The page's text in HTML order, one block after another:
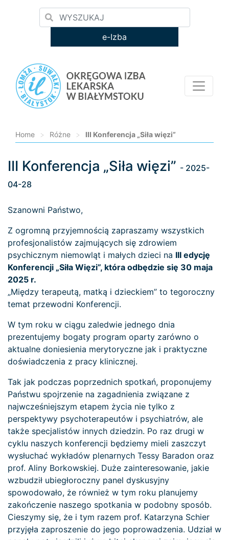
e-Izba
Home > Różne > III Konferencja „Siła więzi”
Loading...
III Konferencja „Siła więzi” - 2025-
04-28
Szanowni Państwo,
Z ogromną przyjemnością zapraszamy wszystkich
profesjonalistów zajmujących się zdrowiem
psychicznym niemowląt i małych dzieci na III edycję
Konferencji „Siła Więzi”, która odbędzie się 30 maja
2025 r.
„Między terapeutą, matką i dzieckiem” to tegoroczny
temat przewodni Konferencji.
W tym roku w ciągu zaledwie jednego dnia
prezentujemy bogaty program oparty zarówno o
aktualne doniesienia merytoryczne jak i praktyczne
doświadczenia z pracy klinicznej.
Tak jak podczas poprzednich spotkań, proponujemy
Państwu spojrzenie na zagadnienia związane z
najwcześniejszym etapem życia nie tylko z
perspektywy psychoterapeutów i psychiatrów, ale
także specjalistów innych dziedzin. Po raz drugi w
cyklu naszych konferencji będziemy mieli zaszczyt
wysłuchać wykładów plenarnych Tessy Baradon oraz
prof. Aliny Borkowskiej. Duże zainteresowanie, jakie
wzbudził ubiegłoroczny panel dyskusyjny
spowodowało, że również w tym roku planujemy
zakończenie naszego spotkania w podobny sposób.
Cieszymy się, że i tym razem prof. Katarzyna Schier
przyjęła zaproszenie do jego poprowadzenia. Udział w